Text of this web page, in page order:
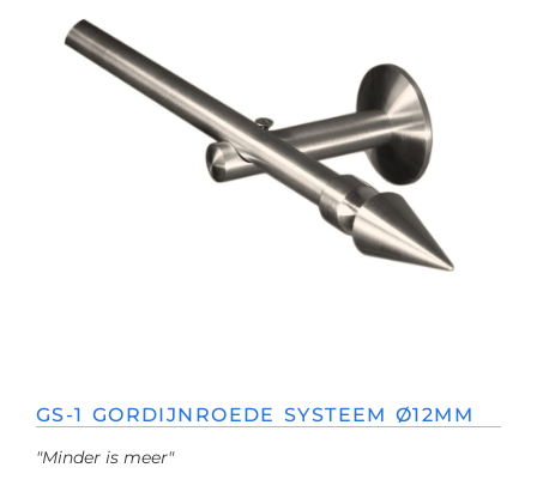
GS-1 GORDIJNROEDE SYSTEEM Ø12MM
"Minder is meer"